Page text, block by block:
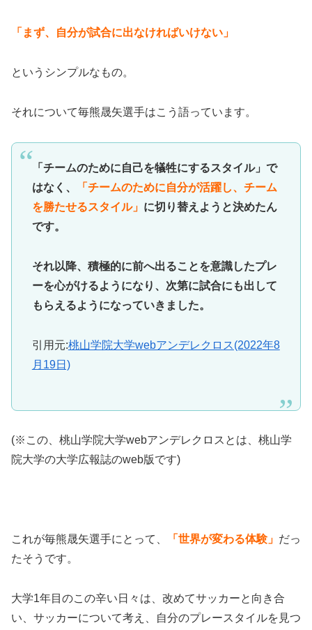
「まず、自分が試合に出なければいけない」
というシンプルなもの。
それについて毎熊晟矢選手はこう語っています。
「チームのために自己を犠牲にするスタイル」で
はなく、
「チームのために自分が活躍し、チーム
を勝たせるスタイル」 に切り替えようと決めたん
です。
それ以降、積極的に前へ出ることを意識したプレ
ーを心がけるようになり、次第に試合にも出して
もらえるようになっていきました。
引用元:桃山学院大学webアンデレクロス(2022年8
月19日)
(※この、桃山学院大学webアンデレクロスとは、桃山学
院大学の大学広報誌のweb版です)
これが毎熊晟矢選手にとって、 「世界が変わる体験」 だっ
たそうです。
大学1年目のこの辛い日々は、改めてサッカーと向き合
い、サッカーについて考え、自分のプレースタイルを見つ